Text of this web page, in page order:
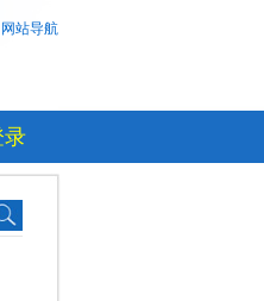
网站导航
录